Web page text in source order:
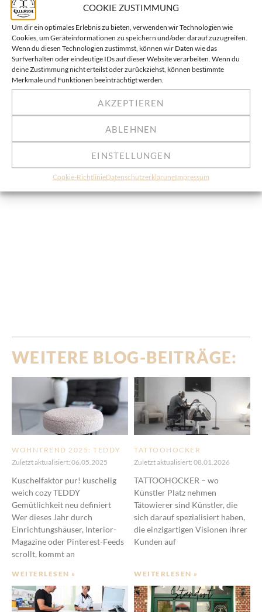
COOKIE ZUSTIMMUNG
Um dir ein optimales Erlebnis zu bieten, verwenden wir Technologien wie
Cookies, um Geräteinformationen zu speichern und/oder darauf zuzugreifen.
Wenn du diesen Technologien zustimmst, können wir Daten wie das
Surfverhalten oder eindeutige IDs auf dieser Website verarbeiten. Wenn du
deine Zustimmung nicht erteilst oder zurückziehst, können bestimmte
Merkmale und Funktionen beeinträchtigt werden.
AKZEPTIEREN
ABLEHNEN
EINSTELLUNGEN
Cookie-RichtlinieDatenschutzerklärungImpressum
WEITERE BLOG-BEITRÄGE:
WOHNTREND 2025: TEDDY
Zuletzt aktualisiert: 06.05.2025
Kuschelfaktor pur! kuschelig
weich cozy TEDDY
Gemütlichkeit neu definiert
Wer dieses Jahr durch
Einrichtungshäuser, Interior-
Magazine oder Pinterest-Feeds
scrollt, kommt an
WEITERLESEN »
TATTOOHOCKER
Zuletzt aktualisiert: 08.01.2026
TATTOOHOCKER – wo
Künstler Platz nehmen
Tätowierer sind Künstler, die
sich darauf spezialisiert haben,
die einzigartigen Visionen ihrer
Kunden auf
WEITERLESEN »